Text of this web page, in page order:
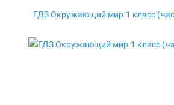
ГДЗ Окружающий мир 1 класс